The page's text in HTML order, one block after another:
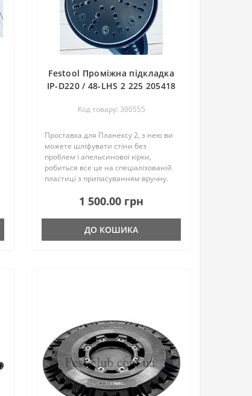
Festool Проміжна підкладка
IP-D220 / 48-LHS 2 225 205418
Код товару: 300555
Проставка для Планексу 2, з нею ви
можете шліфувати стіни без
проблем і апельсинової кірки,
робиться все це на спеціалізованій
пластиці з припасуванням вручну.
вирівняти робочу тарілку. У відео
нижче розказано все більш д..
1 500.00 грн
ДО КОШИКА